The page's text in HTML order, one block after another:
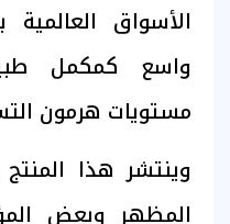
الأسواق
واسع كمكمل
مستويات هرمون
وينتشر هذا
المظهر وبعض